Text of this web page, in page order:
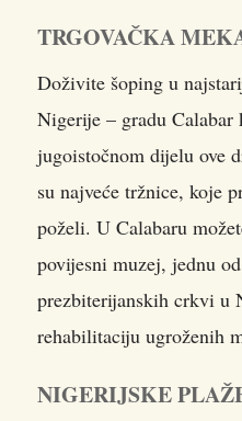
TRGOVAČKA
Doživite šoping u
Nigerije – gradu Calabar
jugoistočnom dijelu ove
su najveće tržnice, koje
poželi. U Calabaru
povijesni muzej, jednu
prezbiterijanskih crkvi u
rehabilitaciju ugroženih
NIGERIJSKE